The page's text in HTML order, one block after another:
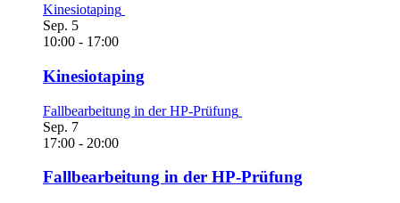
Kinesiotaping
Sep. 5
10:00 - 17:00
Kinesiotaping
Fallbearbeitung in der HP-Prüfung
Sep. 7
17:00 - 20:00
Fallbearbeitung in der HP-Prüfung